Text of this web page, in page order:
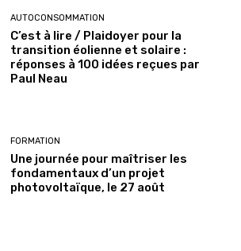
AUTOCONSOMMATION
C’est à lire / Plaidoyer pour la
transition éolienne et solaire :
réponses à 100 idées reçues par
Paul Neau
FORMATION
Une journée pour maîtriser les
fondamentaux d’un projet
photovoltaïque, le 27 août